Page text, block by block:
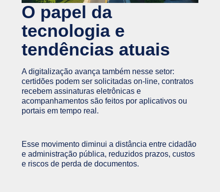
O papel da
tecnologia e
tendências atuais
A digitalização avança também nesse setor:
certidões podem ser solicitadas on-line, contratos
recebem assinaturas eletrônicas e
acompanhamentos são feitos por aplicativos ou
portais em tempo real.
Esse movimento diminui a distância entre cidadão
e administração pública, reduzidos prazos, custos
e riscos de perda de documentos.